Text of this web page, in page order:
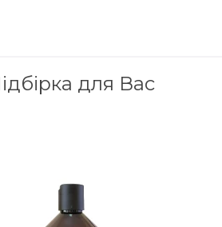
для Вас